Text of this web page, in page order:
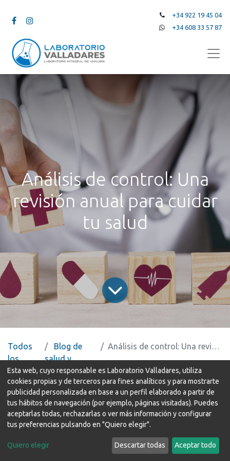
+34 922 19 45 04
+34 608 33 57 87
Análisis de control: Una
revisión anual para cuidar
tu salud
Todos
los
blogs
Blog de
salud y
análisis
Análisis de control: Una revisión anual para cuidar tu salud
Hacerte una analítica una vez al año es una forma
sencilla y eficaz de cuidar tu salud. Muchas
enfermedades pueden estar desarrollándose sin dar
señales claras, y una analítica puede ayudarte a
detectarlas antes de que aparezcan los primeros
Esta web, cuyo responsable es Laboratorio Valladares, utiliza
cookies propias y de terceros para fines analíticos y para mostrarte
publicidad personalizada en base a un perfil elaborado a partir de
tus hábitos de navegación (por ejemplo, páginas visitadas). Puedes
aceptarlas todas, rechazarlas o ver más información y configurar
tus preferencias pulsando en "Quiero elegir".
Quiero elegir Descartar todas Aceptar todo